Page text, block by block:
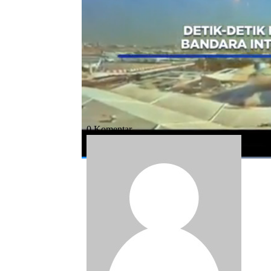
#kuwait #konflik #perang #iran